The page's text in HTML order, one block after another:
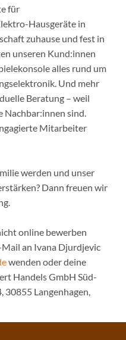
für
Hausgeräte in
zuhause und fest in
unseren Kund:innen
alles rund um
Und mehr
Beratung – weil
Nachbar:innen sind.
Mitarbeiter
werden und unser
Dann freuen wir
online bewerben
an Ivana Djurdjevic
wenden oder deine
Handels GmbH Süd-
30855 Langenhagen,